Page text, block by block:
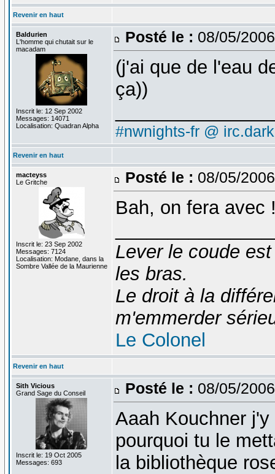
Revenir en haut
Baldurien
L'homme qui chutait sur le
macadam
Inscrit le: 12 Sep 2002
Messages: 14071
Localisation: Quadran Alpha
Posté le : 08/05/
(j'ai que de l'eau
ça))
#nwnights-fr @
Revenir en haut
macteyss
Le Gritche
Inscrit le: 23 Sep 2002
Messages: 7124
Localisation: Modane, dans la
Sombre Vallée de la Maurienne
Posté le : 08/05/
Bah, on fera
Lever le coude
les bras.
Le droit à la
m'emmerder
Le Colonel
Revenir en haut
Sith Vicious
Grand Sage du Conseil
Inscrit le: 19 Oct 2005
Messages: 693
Posté le : 08/05/
Aaah Kouchner
pourquoi tu le
la bibliothèque